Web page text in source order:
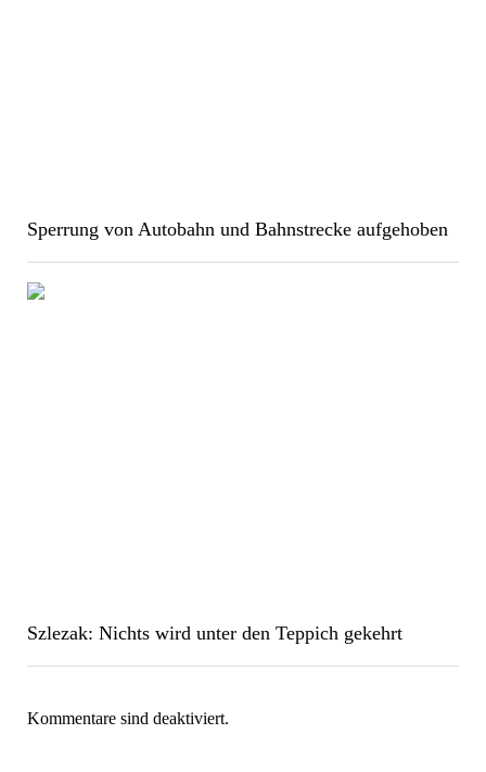
Sperrung von Autobahn und Bahnstrecke aufgehoben
Szlezak: Nichts wird unter den Teppich gekehrt
Kommentare sind deaktiviert.